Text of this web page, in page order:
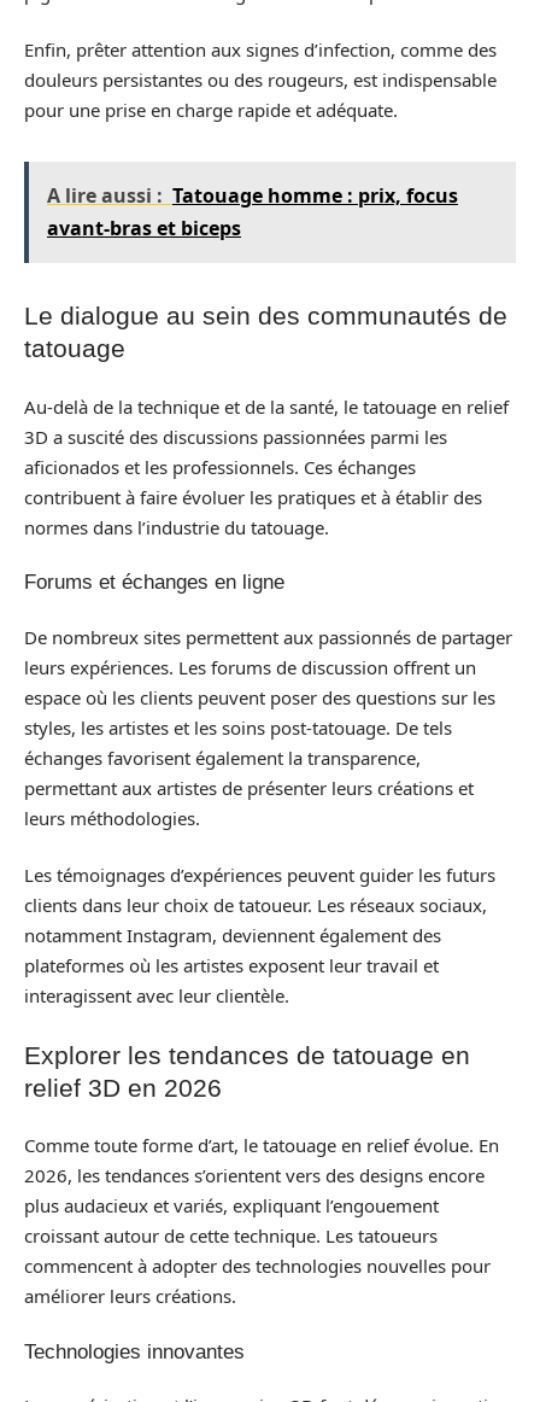
Enfin, prêter attention aux signes d’infection, comme des
douleurs persistantes ou des rougeurs, est indispensable
pour une prise en charge rapide et adéquate.
A lire aussi : Tatouage homme : prix, focus
avant-bras et biceps
Le dialogue au sein des communautés de
tatouage
Au-delà de la technique et de la santé, le tatouage en relief
3D a suscité des discussions passionnées parmi les
aficionados et les professionnels. Ces échanges
contribuent à faire évoluer les pratiques et à établir des
normes dans l’industrie du tatouage.
Forums et échanges en ligne
De nombreux sites permettent aux passionnés de partager
leurs expériences. Les forums de discussion offrent un
espace où les clients peuvent poser des questions sur les
styles, les artistes et les soins post-tatouage. De tels
échanges favorisent également la transparence,
permettant aux artistes de présenter leurs créations et
leurs méthodologies.
Les témoignages d’expériences peuvent guider les futurs
clients dans leur choix de tatoueur. Les réseaux sociaux,
notamment Instagram, deviennent également des
plateformes où les artistes exposent leur travail et
interagissent avec leur clientèle.
Explorer les tendances de tatouage en
relief 3D en 2026
Comme toute forme d’art, le tatouage en relief évolue. En
2026, les tendances s’orientent vers des designs encore
plus audacieux et variés, expliquant l’engouement
croissant autour de cette technique. Les tatoueurs
commencent à adopter des technologies nouvelles pour
améliorer leurs créations.
Technologies innovantes